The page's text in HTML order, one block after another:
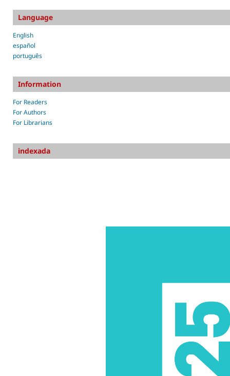
Language
English
español
português
Information
For Readers
For Authors
For Librarians
indexada